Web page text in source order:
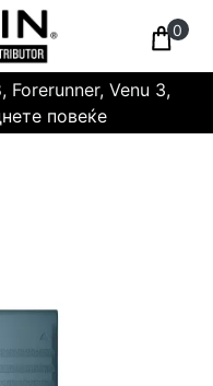
0
Venu 3,
повеќе